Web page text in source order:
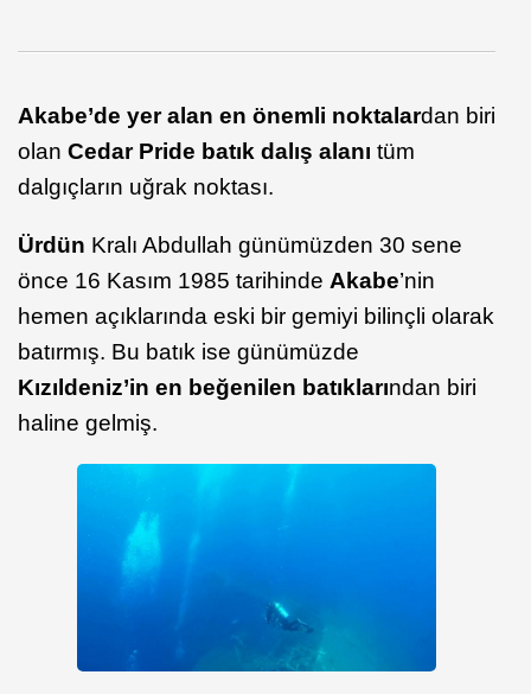
Akabe’de yer alan en önemli noktalardan biri
olan Cedar Pride batık dalış alanı tüm
dalgıçların uğrak noktası.
Ürdün Kralı Abdullah günümüzden 30 sene
önce 16 Kasım 1985 tarihinde Akabe’nin
hemen açıklarında eski bir gemiyi bilinçli olarak
batırmış. Bu batık ise günümüzde
Kızıldeniz’in en beğenilen batıklarından biri
haline gelmiş.